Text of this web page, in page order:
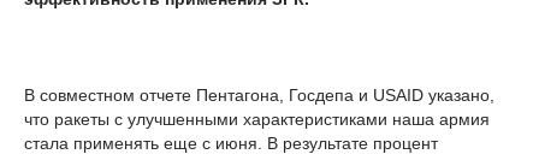
В совместном отчете Пентагона, Госдепа и USAID указано,
что ракеты с улучшенными характеристиками наша армия
стала применять еще с июня. В результате процент